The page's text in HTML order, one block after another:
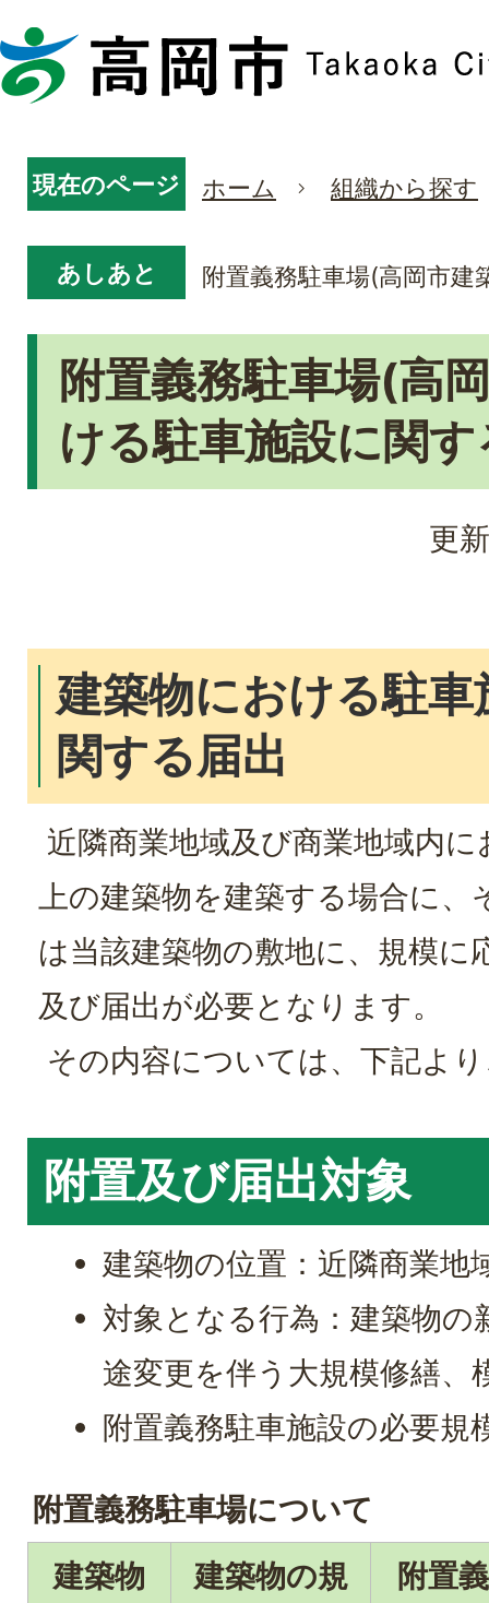
現在のページ ホーム 組織から探す
あしあと 附置義務駐車場(高岡市
附置義務駐車場(高
ける駐車施設に関
更
建築物における駐
関する届出
近隣商業地域及び商業地域内
上の建築物を建築する場合に
は当該建築物の敷地に、規模に
及び届出が必要となります。
その内容については、下記よ
附置及び届出対象
建築物の位置：近隣商業地
対象となる行為：建築物の
途変更を伴う大規模修繕、
附置義務駐車施設の必要規
附置義務駐車場について
建築物
建築物の規
附置